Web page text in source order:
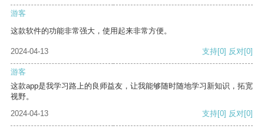
游客
这款软件的功能非常强大，使用起来非常方便。
2024-04-13 支持[0] 反对[0]
游客
这款app是我学习路上的良师益友，让我能够随时随地学习新知识，拓宽
视野。
2024-04-13
支持[0] 反对[0]